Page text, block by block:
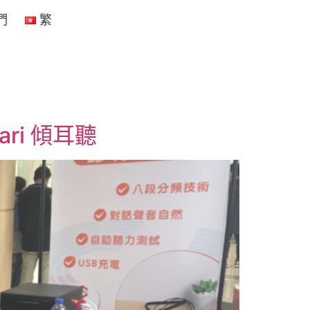
繁
傾耳聽